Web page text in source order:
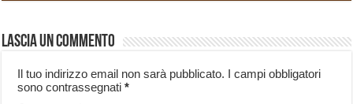
Lascia un commento
Il tuo indirizzo email non sarà pubblicato. I campi obbligatori
sono contrassegnati*